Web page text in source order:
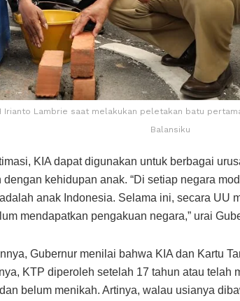
Irianto Lambrie saat melakukan peletakan batu pertama
Balansiku
KIA dapat digunakan untuk berbagai
kehidupan anak. “Di setiap negara
anak Indonesia. Selama ini, secara UU
mendapatkan pengakuan negara,” urai
Gubernur menilai bahwa KIA dan Kartu
KTP diperoleh setelah 17 tahun atau telah
belum menikah. Artinya, walau usianya